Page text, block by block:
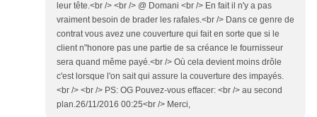
leur tête.<br /> <br /> @ Domani <br /> En fait il n'y a pas
vraiment besoin de brader les rafales.<br /> Dans ce genre de
contrat vous avez une couverture qui fait en sorte que si le
client n"honore pas une partie de sa créance le fournisseur
sera quand même payé.<br /> Où cela devient moins drôle
c'est lorsque l'on sait qui assure la couverture des impayés.
<br /> <br /> PS: OG Pouvez-vous effacer: <br /> au second
plan.26/11/2016 00:25<br /> Merci,